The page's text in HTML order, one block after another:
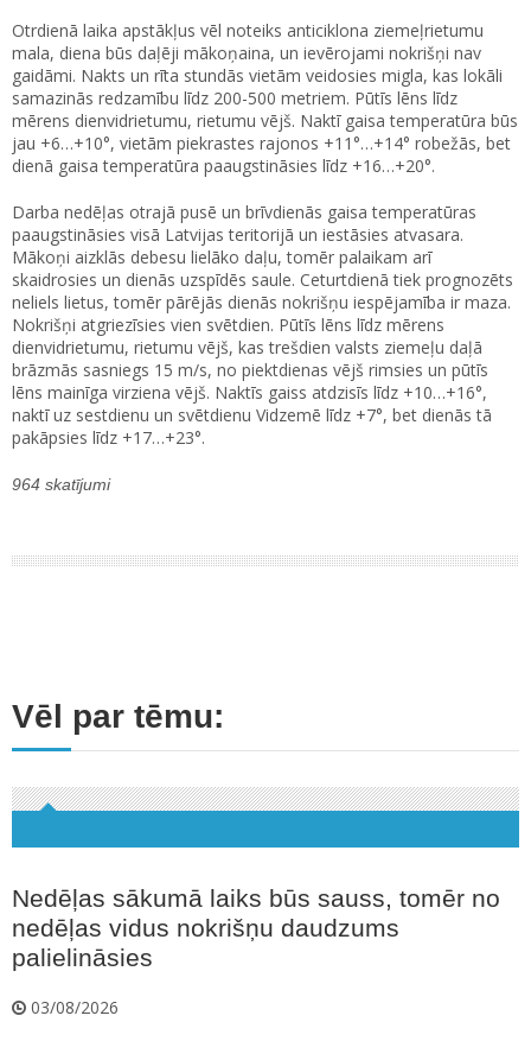
Otrdienā laika apstākļus vēl noteiks anticiklona ziemeļrietumu
mala, diena būs daļēji mākoņaina, un ievērojami nokrišņi nav
gaidāmi. Nakts un rīta stundās vietām veidosies migla, kas lokāli
samazinās redzamību līdz 200-500 metriem. Pūtīs lēns līdz
mērens dienvidrietumu, rietumu vējš. Naktī gaisa temperatūra būs
jau +6…+10°, vietām piekrastes rajonos +11°…+14° robežās, bet
dienā gaisa temperatūra paaugstināsies līdz +16…+20°.
Darba nedēļas otrajā pusē un brīvdienās gaisa temperatūras
paaugstināsies visā Latvijas teritorijā un iestāsies atvasara.
Mākoņi aizklās debesu lielāko daļu, tomēr palaikam arī
skaidrosies un dienās uzspīdēs saule. Ceturtdienā tiek prognozēts
neliels lietus, tomēr pārējās dienās nokrišņu iespējamība ir maza.
Nokrišņi atgriezīsies vien svētdien. Pūtīs lēns līdz mērens
dienvidrietumu, rietumu vējš, kas trešdien valsts ziemeļu daļā
brāzmās sasniegs 15 m/s, no piektdienas vējš rimsies un pūtīs
lēns mainīga virziena vējš. Naktīs gaiss atdzisīs līdz +10…+16°,
naktī uz sestdienu un svētdienu Vidzemē līdz +7°, bet dienās tā
pakāpsies līdz +17…+23°.
964 skatījumi
Vēl par tēmu:
Nedēļas sākumā laiks būs sauss, tomēr no
nedēļas vidus nokrišņu daudzums
palielināsies
03/08/2026